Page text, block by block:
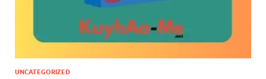
UNCATEGORIZED